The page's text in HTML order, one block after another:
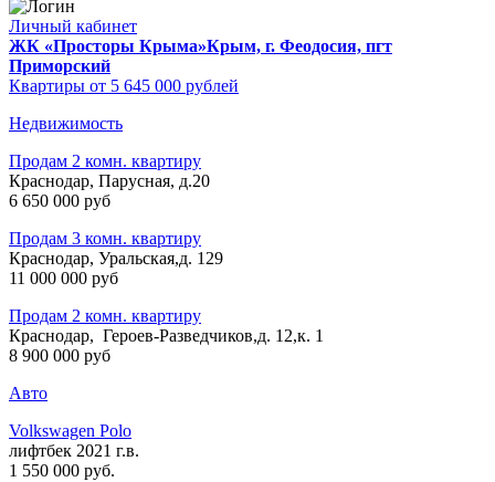
Личный кабинет
ЖК «Просторы Крыма»Крым, г. Феодосия, пгт
Приморский
Квартиры от 5 645 000 рублей
Недвижимость
Продам 2 комн. квартиру
Краснодар, Парусная, д.20
6 650 000 руб
Продам 3 комн. квартиру
Краснодар, Уральская,д. 129
11 000 000 руб
Продам 2 комн. квартиру
Краснодар, Героев-Разведчиков,д. 12,к. 1
8 900 000 руб
Авто
Volkswagen Polo
лифтбек 2021 г.в.
1 550 000 руб.